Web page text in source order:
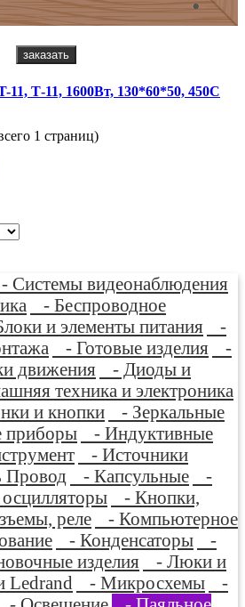
заказать
11, Т-11, 1600Вт, 130*60*50, 450С
1 страниц)
Системы видеонаблюдения
- Беспроводное
и элементы питания
-
- Готовые изделия
-
движения
- Диоды и
техника и электроника
и кнопки
- Зеркальные
приборы
- Индуктивные
- Источники
Провод - Капсульные
-
- Кнопки,
реле
- Компьютерное
- Конденсаторы
-
изделия
- Люки и
Ledrand
- Микросхемы
-